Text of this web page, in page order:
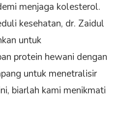
menjaga kolesterol.
kesehatan, dr. Zaidul
untuk
protein hewani dengan
untuk menetralisir
biarlah kami menikmati